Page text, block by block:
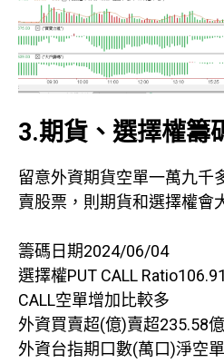
3.期貨、選擇權籌
留意外資期貨空單一萬九千
賣股票，則期貨和選擇權會
籌碼日期2024/06/04
選擇權PUT CALL
CALL空單增加比較多
外資買賣超(億)賣超235.58
外資台指期口數(萬口)淨空